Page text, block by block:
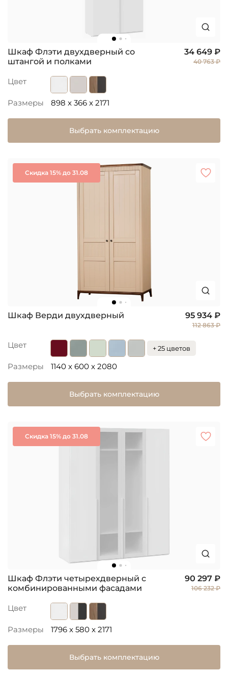
Шкаф Флэти двухдверный со
штангой и полками
34 649 ₽
40 763 ₽
Цвет
Размеры 898 x 366 x 2171
Выбрать комплектацию
Скидка 15% до 31.08
Шкаф Верди двухдверный 95 934 ₽
112 863 ₽
Цвет + 25 цветов
Размеры 1140 x 600 x 2080
Выбрать комплектацию
Скидка 15% до 31.08
Шкаф Флэти четырехдверный с
комбинированными фасадами
90 297 ₽
106 232 ₽
Цвет
Размеры 1796 x 580 x 2171
Выбрать комплектацию